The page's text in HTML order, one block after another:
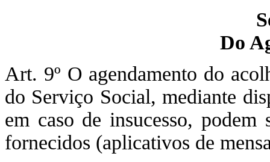
Do
Art. 9º O agendamento do
do Serviço Social, mediante
em caso de insucesso,
fornecidos (aplicativos de